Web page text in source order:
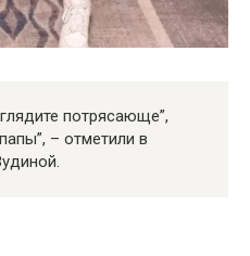
потрясающе”,
– отметили в